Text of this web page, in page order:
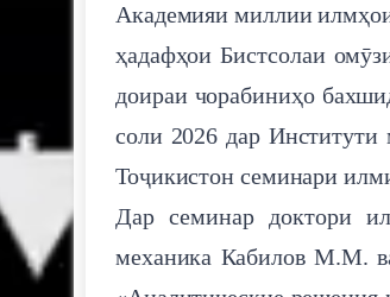
Академияи миллии
ҳадафҳои Бистсолаи
доираи чорабиниҳо
соли 2026 дар
Тоҷикистон семинари
Дар семинар доктори
механика Кабилов М.М.